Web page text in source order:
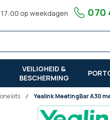
op weekdagen 070
VEILIGHEID &
BESCHERMING
kits Yealink MeetingBar A30